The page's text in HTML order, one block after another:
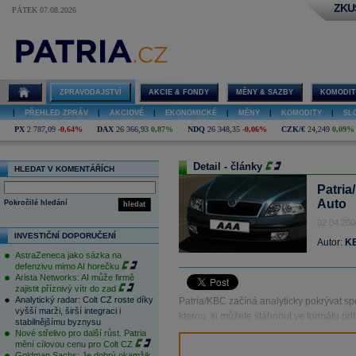
PÁTEK 07.08.2026
ZPRAVODAJSTVÍ AKCIE & FONDY MĚNY & SAZBY
PŘEHLED ZPRÁV AKCIOVÉ EKONOMICKÉ MĚNY KOMODITY
PX 2 787,09 -0,64% DAX 26 366,93 0,87% NDQ 26 348,35 -0,06% CZK/€ 24,249 0,09%
HLEDAT V KOMENTÁŘÍCH
hledat
Pokročilé hledání
INVESTIČNÍ DOPORUČENÍ
AstraZeneca jako sázka na
defenzivu mimo AI horečku
Arista Networks: AI může firmě
zajistit příznivý vítr do zad
Analytický radar: Colt CZ roste díky
vyšší marži, širší integraci i
stabilnějšímu byznysu
Nové střelivo pro další růst. Patria
mění cílovou cenu pro Colt CZ
Detail - články
Auto
Autor:
Patria/KBC začíná analyticky pokrývat
kterou si můžete stáhnout ve formátu